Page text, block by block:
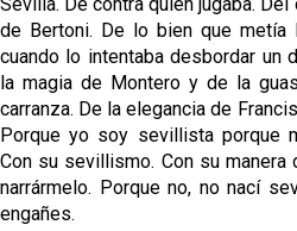
Sevilla. De contra quien jugaba.
de Bertoni. De lo bien que metía
cuando lo intentaba desbordar un
la magia de Montero y de la
carranza. De la elegancia de
Porque yo soy sevillista porque
Con su sevillismo. Con su manera
narrármelo. Porque no, no nací
engañes.